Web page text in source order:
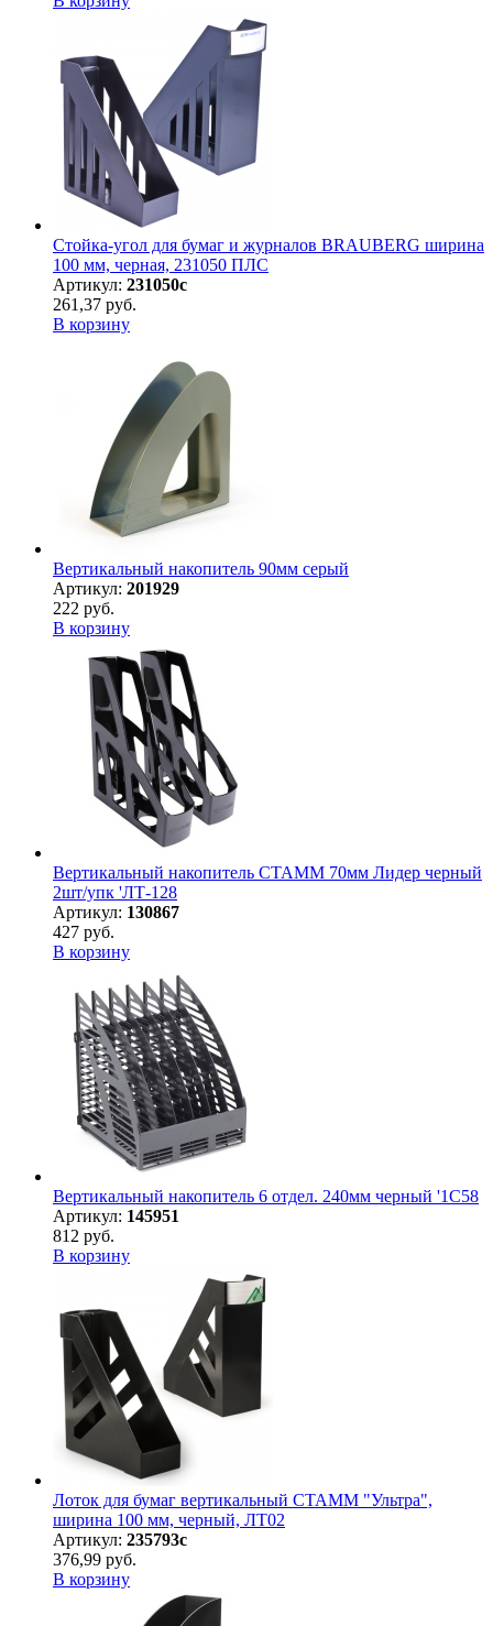
Стойка-угол для бумаг и журналов BRAUBERG ширина
100 мм, черная, 231050 ПЛС
Артикул: 231050с
261,37 руб.
В корзину
Вертикальный накопитель 90мм серый
Артикул: 201929
222 руб.
В корзину
Вертикальный накопитель СТАММ 70мм Лидер черный
2шт/упк 'ЛТ-128
Артикул: 130867
427 руб.
В корзину
Вертикальный накопитель 6 отдел. 240мм черный '1C58
Артикул: 145951
812 руб.
В корзину
Лоток для бумаг вертикальный СТАММ "Ультра",
ширина 100 мм, черный, ЛТ02
Артикул: 235793с
376,99 руб.
В корзину